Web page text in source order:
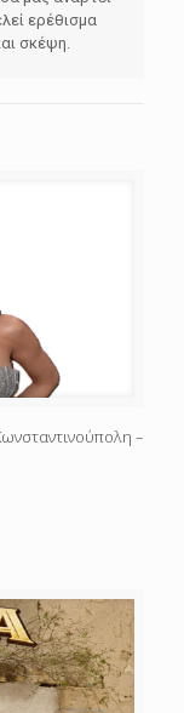
ερέθισμα
σκέψη.
–